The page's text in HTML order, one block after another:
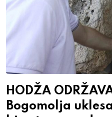
HODŽA
Bogomolja